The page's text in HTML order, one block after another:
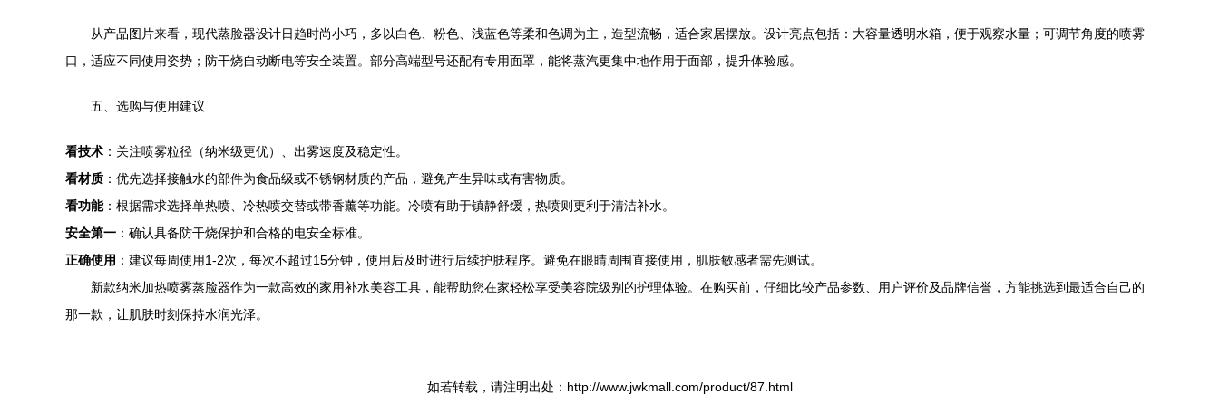
从产品图片来看，现代蒸脸器设计日趋时尚小巧，多以白色、粉色、浅蓝色等柔和色调为主，造型流畅，适合家居摆放。设计亮点包括：大容量透明水箱，便于观察水量；可调节角度的喷雾
口，适应不同使用姿势；防干烧自动断电等安全装置。部分高端型号还配有专用面罩，能将蒸汽更集中地作用于面部，提升体验感。
五、选购与使用建议
看技术 ：关注喷雾粒径（纳米级更优）、出雾速度及稳定性。
看材质 ：优先选择接触水的部件为食品级或不锈钢材质的产品，避免产生异味或有害物质。
看功能：根据需求选择单热喷、冷热喷交替或带香薰等功能。冷喷有助于镇静舒缓，热喷则更利于清洁补水。
安全第一 ：确认具备防干烧保护和合格的电安全标准。
正确使用 ：建议每周使用1-2次，每次不超过15分钟，使用后及时进行后续护肤程序。避免在眼睛周围直接使用，肌肤敏感者需先测试。
新款纳米加热喷雾蒸脸器作为一款高效的家用补水美容工具，能帮助您在家轻松享受美容院级别的护理体验。在购买前，仔细比较产品参数、用户评价及品牌信誉，方能挑选到最适合自己的
那一款，让肌肤时刻保持水润光泽。
如若转载，请注明出处：http://www.jwkmall.com/product/87.html